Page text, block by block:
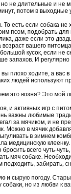
не длительные и не
потом в
То есть если собака
псом, подобрать для
даже если это
возраст вашего
кусок, если
запахов. И
плохо ходите, а
людей используют
это возня? Это
и активных игр с
важны любимые
за мячиком, и не
Можно в мячик
в зимнем
медицинскую
всего чуть-
мяч собаке.
забирать,
и сырую погоду.
но из любви к